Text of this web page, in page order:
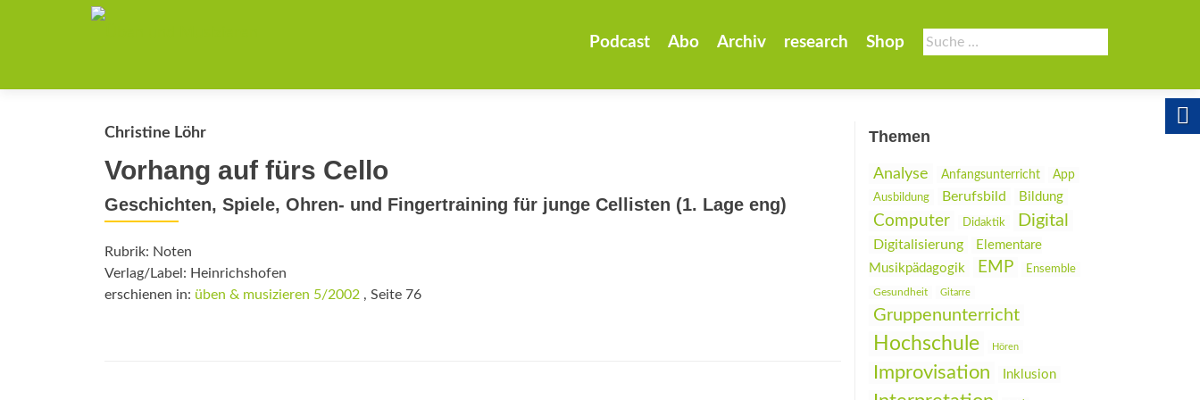
Suche
nach:
Podcast Abo Archiv research Shop
Christine Löhr
Vorhang auf fürs Cello
Geschichten, Spiele, Ohren- und Fingertraining für junge Cellisten (1. Lage eng)
Rubrik: Noten
Verlag/Label: Heinrichshofen
erschienen in: üben & musizieren 5/2002 , Seite 76
Themen
Analyse Anfangsunterricht
App
Ausbildung
Berufsbild Bildung
Computer Didaktik Digital
Digitalisierung
Elementare
Musikpädagogik
EMP Ensemble
Gesundheit Gitarre
Gruppenunterricht
Hochschule Hören
Improvisation Inklusion